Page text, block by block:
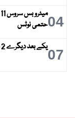
04حتمی نوٹس
07یکے بعد دیگرے 2 ہیلی کاپٹر گر کر تباہ؛ متعدد ہلاکتیں